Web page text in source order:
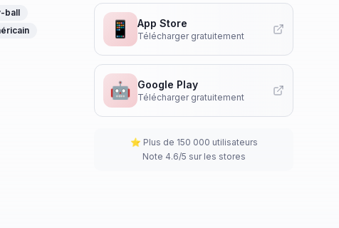
ball
📱 App Store
Télécharger gratuitement
🤖 Google Play
Télécharger gratuitement
⭐ Plus de 150 000 utilisateurs
Note 4.6/5 sur les stores